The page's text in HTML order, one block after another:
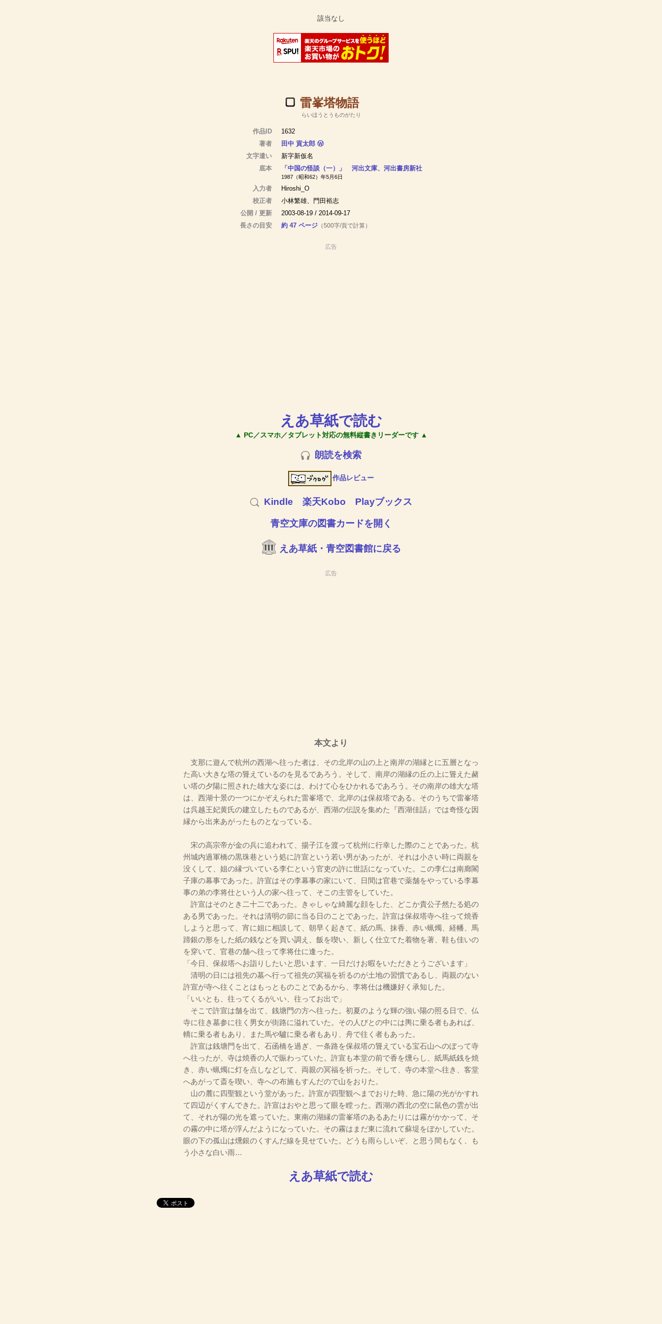
雷峯塔物語
らいほうとうものがたり
作品ID
1632
著者
田中 貢太郎 Ⓦ
文字遣い
新字新仮名
底本
「中国の怪談（一）」 河出文庫、河出書房新社
1987（昭和62）年5月6日
入力者
Hiroshi_O
校正者
小林繁雄、門田裕志
公開 / 更新
2003-08-19 / 2014-09-17
長さの目安
約 47 ページ （500字/頁で計算）
広告
えあ草紙で読む
▲ PC／スマホ／タブレット対応の無料縦書きリーダーです ▲
朗読を検索
作品レビュー
Kindle 楽天Kobo Playブックス
青空文庫の図書カードを開く
えあ草紙・青空図書館に戻る
広告
本文より
支那に遊んで杭州の西湖へ往った者は、その北岸の山の上と南岸の湖縁とに五層となっ
た高い大きな塔の聳えているのを見るであろう。そして、南岸の湖縁の丘の上に聳えた赭
い塔の夕陽に照された雄大な姿には、わけて心をひかれるであろう。その南岸の雄大な塔
は、西湖十景の一つにかぞえられた雷峯塔で、北岸のは保叔塔である。そのうちで雷峯塔
は呉越王妃黄氏の建立したものであるが、西湖の伝説を集めた『西湖佳話』では奇怪な因
縁から出来あがったものとなっている。
宋の高宗帝が金の兵に追われて、揚子江を渡って杭州に行幸した際のことであった。杭
州城内過軍橋の黒珠巷という処に許宣という若い男があったが、それは小さい時に両親を
没くして、姐の縁づいている李仁という官吏の許に世話になっていた。この李仁は南廊閣
子庫の幕事であった。許宣はその李幕事の家にいて、日間は官巷で薬舗をやっている李幕
事の弟の李将仕という人の家へ往って、そこの主管をしていた。
許宣はそのとき二十二であった。きゃしゃな綺麗な顔をした、どこか貴公子然たる処の
ある男であった。それは清明の節に当る日のことであった。許宣は保叔塔寺へ往って焼香
しようと思って、宵に姐に相談して、朝早く起きて、紙の馬、抹香、赤い蝋燭、経幡、馬
蹄銀の形をした紙の銭などを買い調え、飯を喫い、新しく仕立てた着物を著、鞋も佳いの
を穿いて、官巷の舗へ往って李将仕に逢った。
「今日、保叔塔へお詣りしたいと思います、一日だけお暇をいただきとうございます」
清明の日には祖先の墓へ行って祖先の冥福を祈るのが土地の習慣であるし、両親のない
許宣が寺へ往くことはもっとものことであるから、李将仕は機嫌好く承知した。
「いいとも、往ってくるがいい、往ってお出で」
そこで許宣は舗を出て、銭塘門の方へ往った。初夏のような輝の強い陽の照る日で、仏
寺に往き墓参に往く男女が街路に溢れていた。その人びとの中には輿に乗る者もあれば、
轎に乗る者もあり、また馬や驢に乗る者もあり、舟で往く者もあった。
許宣は銭塘門を出て、石函橋を過ぎ、一条路を保叔塔の聳えている宝石山へのぼって寺
へ往ったが、寺は焼香の人で賑わっていた。許宣も本堂の前で香を燻らし、紙馬紙銭を焼
き、赤い蝋燭に灯を点しなどして、両親の冥福を祈った。そして、寺の本堂へ往き、客堂
へあがって斎を喫い、寺への布施もすんだので山をおりた。
山の麓に四聖観という堂があった。許宣が四聖観へまでおりた時、急に陽の光がかすれ
て四辺がくすんできた。許宣はおやと思って眼を瞠った。西湖の西北の空に鼠色の雲が出
て、それが陽の光を遮っていた。東南の湖縁の雷峯塔のあるあたりには霧がかかって、そ
の霧の中に塔が浮んだようになっていた。その霧はまだ東に流れて蘇堤をぼかしていた。
眼の下の孤山は燻銀のくすんだ線を見せていた。どうも雨らしいぞ、と思う間もなく、も
う小さな白い雨…
えあ草紙で読む